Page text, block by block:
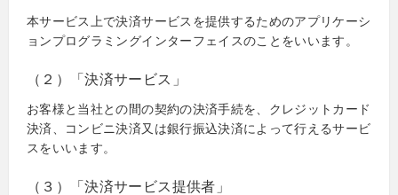
本サービス上で決済サービスを提供するためのアプリケーシ
ョンプログラミングインターフェイスのことをいいます。
（２）「決済サービス」
お客様と当社との間の契約の決済手続を、クレジットカード
決済、コンビニ決済又は銀行振込決済によって行えるサービ
スをいいます。
（３）「決済サービス提供者」